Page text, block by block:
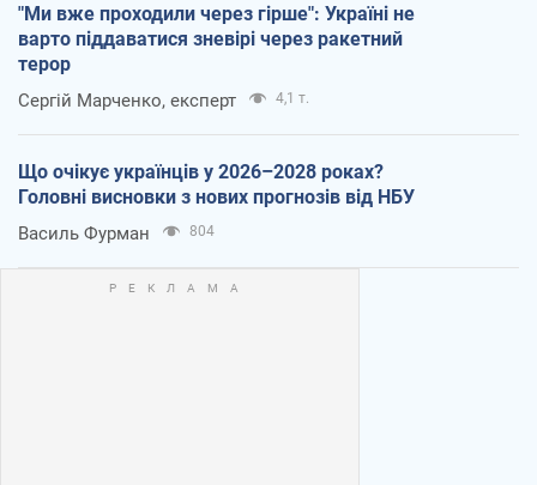
"Ми вже проходили через гірше": Україні не
варто піддаватися зневірі через ракетний
терор
Сергій Марченко, експерт 4,1 т.
Що очікує українців у 2026–2028 роках?
Головні висновки з нових прогнозів від НБУ
Василь Фурман 804